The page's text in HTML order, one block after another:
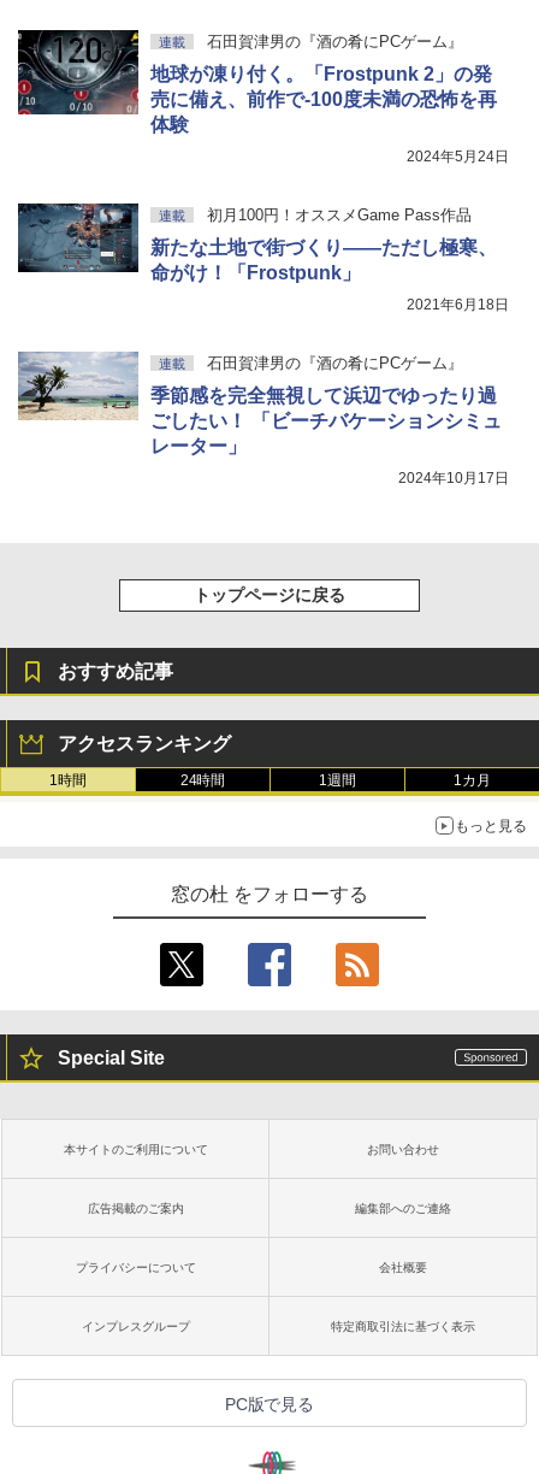
連載 石田賀津男の『酒の肴にPCゲーム』
地球が凍り付く。「Frostpunk 2」の発
売に備え、前作で-100度未満の恐怖を再
体験
2024年5月24日
連載 初月100円！オススメGame Pass作品
新たな土地で街づくり――ただし極寒、
命がけ！「Frostpunk」
2021年6月18日
連載 石田賀津男の『酒の肴にPCゲーム』
季節感を完全無視して浜辺でゆったり過
ごしたい！ 「ビーチバケーションシミュ
レーター」
2024年10月17日
トップページに戻る
おすすめ記事
アクセスランキング
1時間 24時間 1週間 1カ月
もっと見る
窓の杜 をフォローする
Special Site
本サイトのご利用について お問い合わせ
広告掲載のご案内 編集部へのご連絡
プライバシーについて 会社概要
インプレスグループ 特定商取引法に基づく表示
PC版で見る